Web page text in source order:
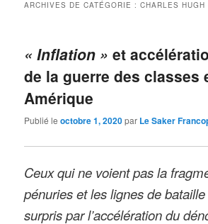
ARCHIVES DE CATÉGORIE :CHARLES HUGH
« Inflation » et
de la guerre des classes
Amérique
Publié leoctobre 1, 2020par Le Saker
Ceux qui ne voient pas la
pénuries et les lignes de
surpris par l’accélération du